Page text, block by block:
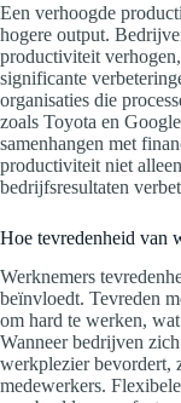
Een verhoogde
hogere output.
productiviteit
significante
organisaties die
zoals Toyota en
samenhangen met
productiviteit niet
bedrijfsresultaten
Hoe tevredenheid van
Werknemers
beïnvloedt. Tevreden
om hard te werken,
Wanneer bedrijven
werkplezier bevordert,
medewerkers.